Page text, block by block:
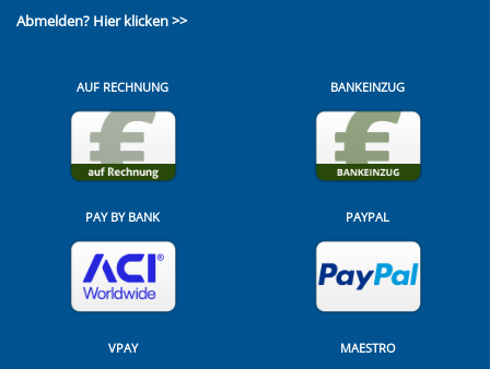
Abmelden? Hier klicken >>
AUF RECHNUNG BANKEINZUG
PAY BY BANK PAYPAL
VPAY MAESTRO